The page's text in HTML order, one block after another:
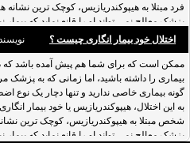
فرد مبتلا به هیپوکندریازیس، کوچک ترین
پزشک معالج نمی تواند او را قانع نماید که بیمار
ترین نشانه های فیزیکی یا روانی
اختلال خود بیمار انگاری چیست ؟
ممکن است که برای شما هم پیش آمده باشد که
بیماری را داشته باشید، اما زمانی که به پزشک
گونه بیماری خاصی ندارید و تنها دچار یک نوع
به این اختلال، هیپوکندریازیس یا خود بیمار
شخص مبتلا به هیپوکندریازیس، کوچک ترین
پزشک معالج نمی تواند او را قانع نماید که بیمار